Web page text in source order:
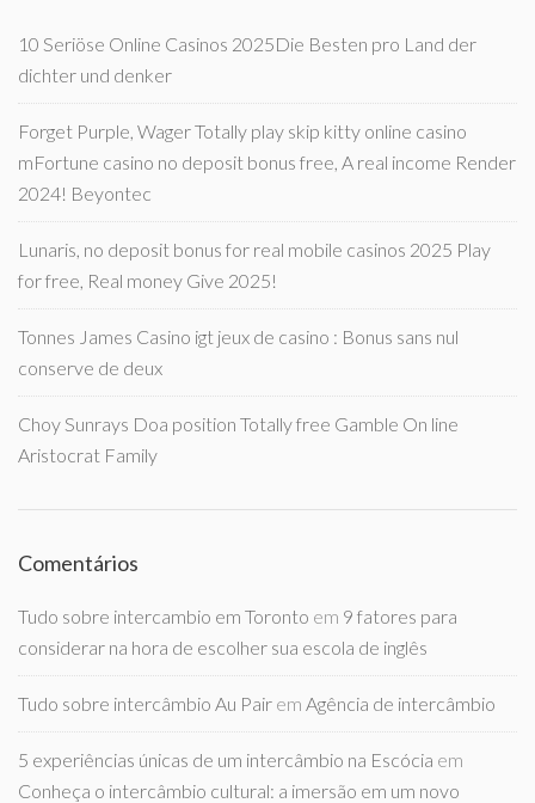
10 Seriöse Online Casinos 2025Die Besten pro Land der
dichter und denker
Forget Purple, Wager Totally play skip kitty online casino
mFortune casino no deposit bonus free, A real income Render
2024! Beyontec
Lunaris, no deposit bonus for real mobile casinos 2025 Play
for free, Real money Give 2025!
Tonnes James Casino igt jeux de casino : Bonus sans nul
conserve de deux
Choy Sunrays Doa position Totally free Gamble On line
Aristocrat Family
Comentários
Tudo sobre intercambio em Toronto em 9 fatores para
considerar na hora de escolher sua escola de inglês
Tudo sobre intercâmbio Au Pair em Agência de intercâmbio
5 experiências únicas de um intercâmbio na Escócia em
Conheça o intercâmbio cultural: a imersão em um novo